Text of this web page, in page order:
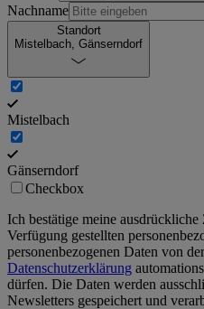
Nachname
Standort
Mistelbach, Gänserndorf
Mistelbach
Gänserndorf
Checkbox
Ich bestätige meine
Verfügung gestellten
personenbezogenen Daten von
Datenschutzerklärung
dürfen. Die Daten werden
Newsletters gespeichert und